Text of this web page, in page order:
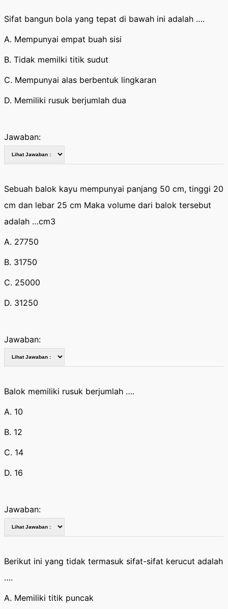
Sifat bangun bola yang tepat di bawah ini adalah ….
A. Mempunyai empat buah sisi
B. Tidak memilki titik sudut
C. Mempunyai alas berbentuk lingkaran
D. Memiliki rusuk berjumlah dua
Jawaban:
Sebuah balok kayu mempunyai panjang 50 cm, tinggi 20
cm dan lebar 25 cm Maka volume dari balok tersebut
adalah …cm3
A. 27750
B. 31750
C. 25000
D. 31250
Jawaban:
Balok memiliki rusuk berjumlah ….
A. 10
B. 12
C. 14
D. 16
Jawaban:
Berikut ini yang tidak termasuk sifat-sifat kerucut adalah
….
A. Memiliki titik puncak